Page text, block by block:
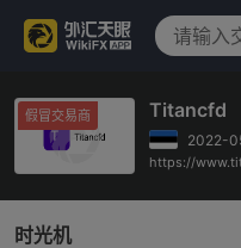
假冒交易商 Titancfd
2022-
https://
时光机